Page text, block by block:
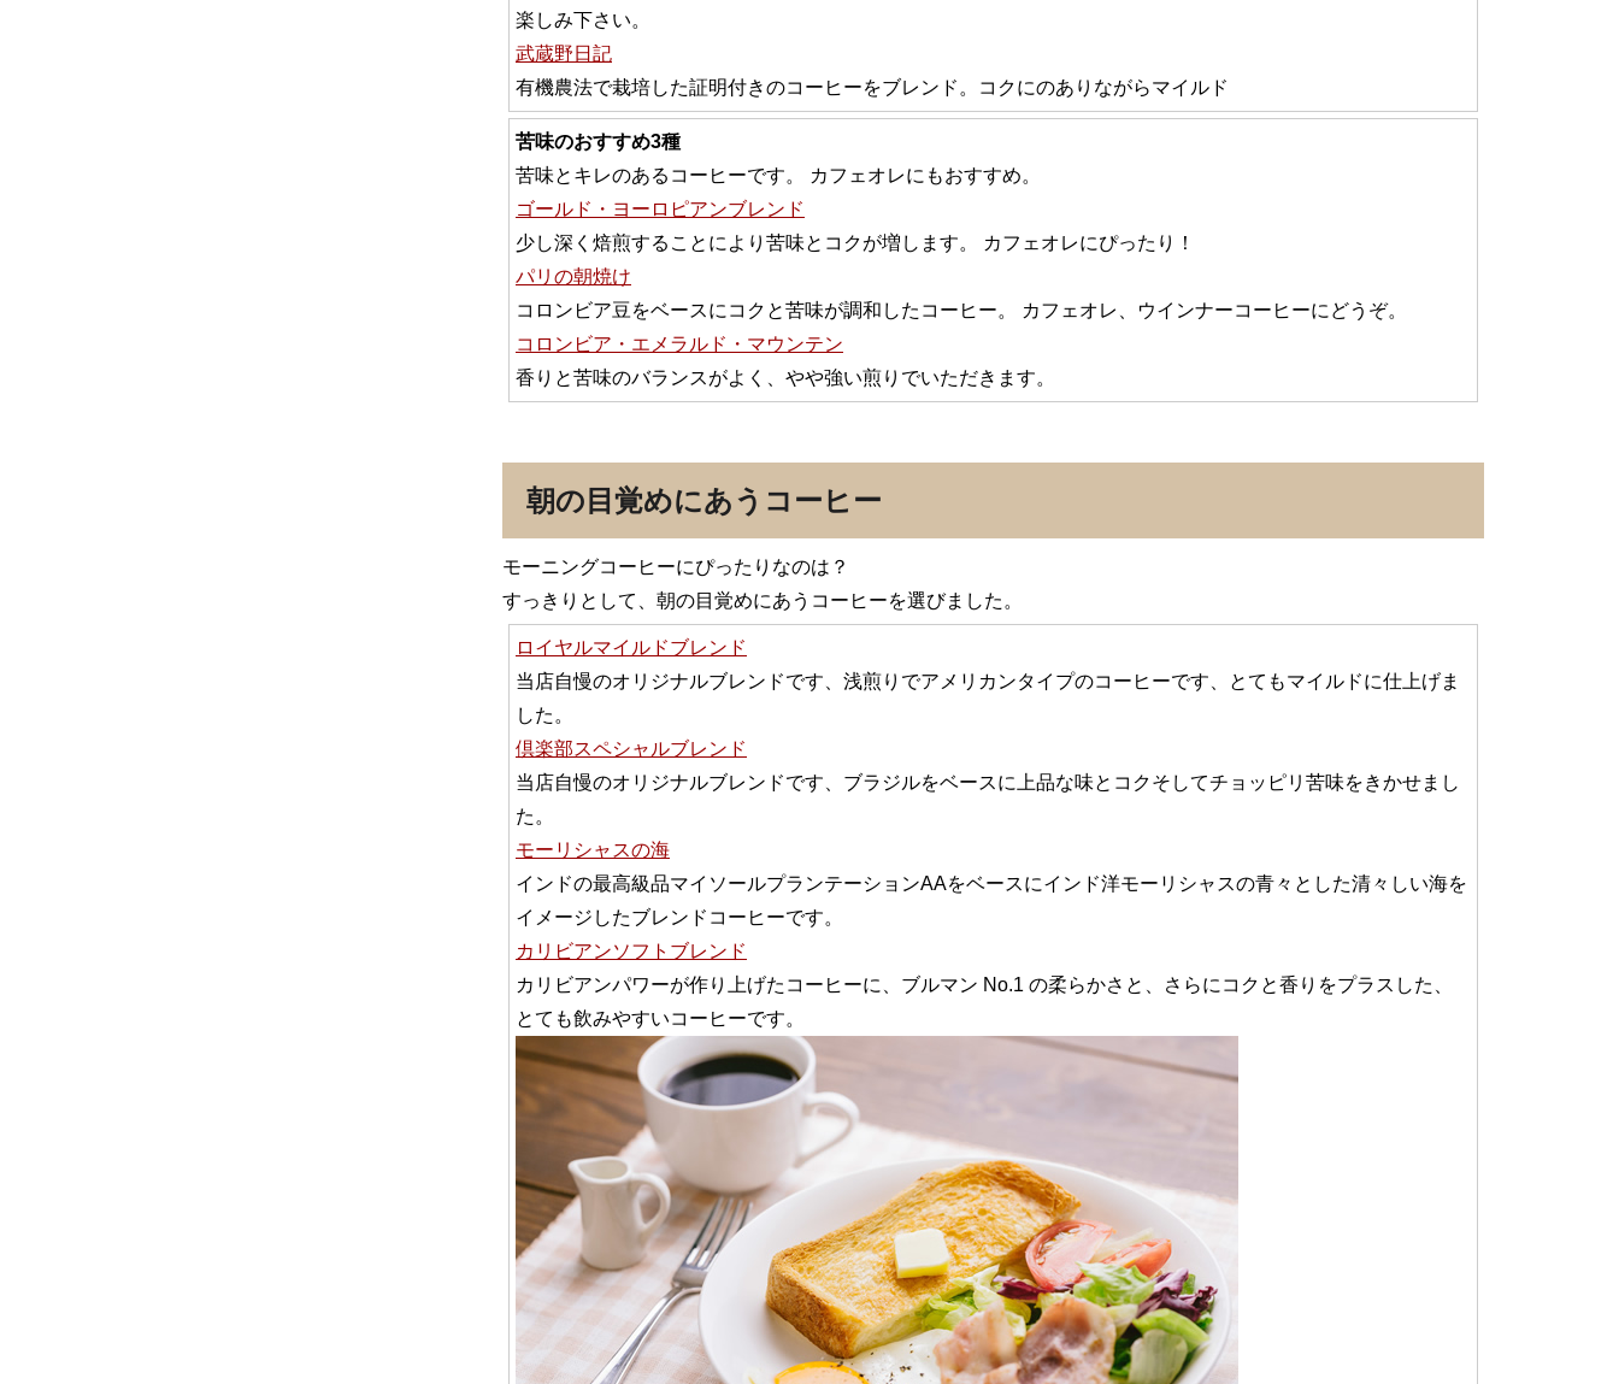
楽しみ下さい。
武蔵野日記
有機農法で栽培した証明付きのコーヒーをブレンド。コクにのありながらマイルド
苦味のおすすめ3種
苦味とキレのあるコーヒーです。 カフェオレにもおすすめ。
ゴールド・ヨーロピアンブレンド
少し深く焙煎することにより苦味とコクが増します。 カフェオレにぴったり！
パリの朝焼け
コロンビア豆をベースにコクと苦味が調和したコーヒー。 カフェオレ、ウインナーコーヒーにどうぞ。
コロンビア・エメラルド・マウンテン
香りと苦味のバランスがよく、やや強い煎りでいただきます。
朝の目覚めにあうコーヒー
モーニングコーヒーにぴったりなのは？
すっきりとして、朝の目覚めにあうコーヒーを選びました。
ロイヤルマイルドブレンド
当店自慢のオリジナルブレンドです、浅煎りでアメリカンタイプのコーヒーです、とてもマイルドに仕上げま
した。
倶楽部スペシャルブレンド
当店自慢のオリジナルブレンドです、ブラジルをベースに上品な味とコクそしてチョッピリ苦味をきかせまし
た。
モーリシャスの海
インドの最高級品マイソールプランテーションAAをベースにインド洋モーリシャスの青々とした清々しい海を
イメージしたブレンドコーヒーです。
カリビアンソフトブレンド
カリビアンパワーが作り上げたコーヒーに、ブルマン No.1 の柔らかさと、さらにコクと香りをプラスした、
とても飲みやすいコーヒーです。